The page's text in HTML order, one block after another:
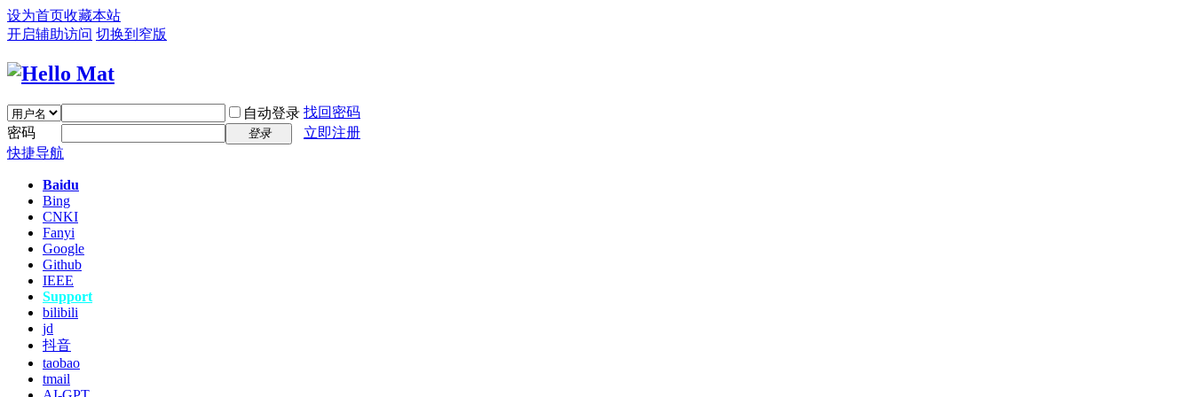
设为首页收藏本站
开启辅助访问 切换到窄版
自动登录 找回密码
密码
登录
立即注册
快捷导航
Baidu
Bing
CNKI
Fanyi
Google
Github
IEEE
Support
bilibili
jd
抖音
taobao
tmail